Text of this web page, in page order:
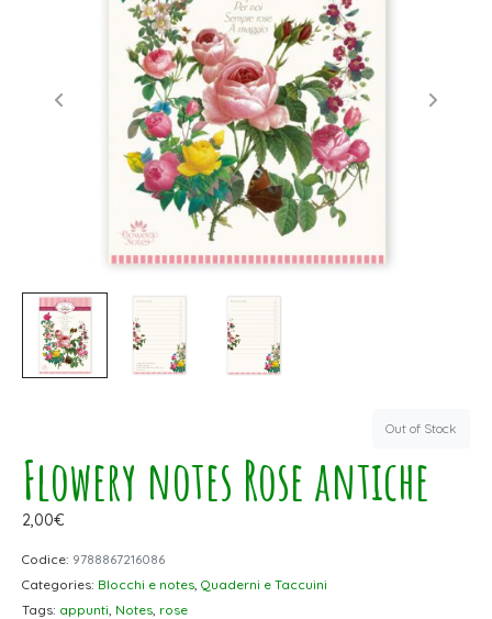
Out of Stock
Flowery notes Rose antiche
2,00€
Codice: 9788867216086
Categories: Blocchi e notes Quaderni e Taccuini
Tags: appunti Notes rose